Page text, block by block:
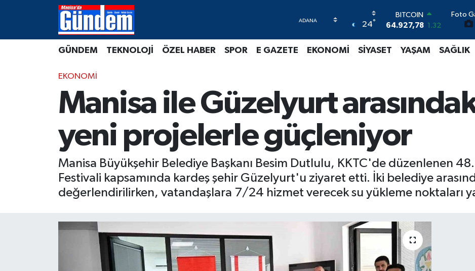
24°
DOLAR
47,5894 0.08
55,0398
-0.02
4.44
BİST100
13.703
11
64.927,78
Foto
GÜNDEM TEKNOLOJİ ÖZEL HABER SPOR E GAZETE EKONOMİ SİYASET YAŞAM SAĞLIK
EKONOMİ
Manisa ile Güzelyurt
yeni projelerle güçleniyor
Manisa Büyükşehir Belediye Başkanı Besim Dutlulu, KKTC'de düzenlenen
Festivali kapsamında kardeş şehir Güzelyurt'u ziyaret etti. İki belediye
değerlendirilirken, vatandaşlara 7/24 hizmet verecek su yükleme noktaları
Manisa Hava Durumu
Süper Lig Puan Durumu ve Fikstür
Tüm Manşetler
Son Dakika Haberleri
Haber Arşivi